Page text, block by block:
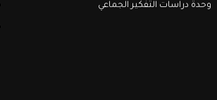
وحدة دراسات التفكير الجماعي